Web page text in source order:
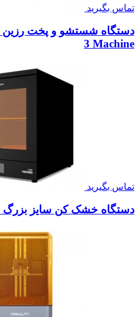
تماس بگیرید
3 Machine
تماس بگیرید
دستگاه خشک کن سایز بزرگ Phrozen Cure Mega S